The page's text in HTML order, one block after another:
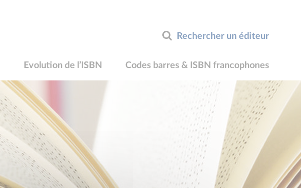
Rechercher un éditeur
Evolution de l’ISBN Codes barres & ISBN francophones